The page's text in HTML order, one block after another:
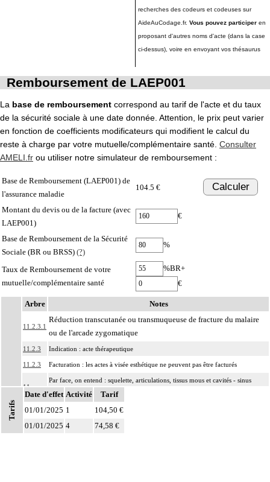
recherches des codeurs et codeuses sur
AideAuCodage.fr. Vous pouvez participer en
proposant d'autres noms d'acte (dans la case
ci-dessus), voire en envoyant vos thésaurus
Remboursement de LAEP001
La base de remboursement correspond au tarif de l'acte et du taux
de la sécurité sociale à une date donnée. Attention, le prix peut varier
en fonction de coefficients modificateurs qui modifient le calcul du
reste à charge par votre mutuelle/complémentaire santé. Consulter
AMELI.fr ou utiliser notre simulateur de remboursement :
Base de Remboursement (LAEP001) de
l'assurance maladie
104.5 € Calculer
Montant du devis ou de la facture (avec
LAEP001)
€
Base de Remboursement de la Sécurité
Sociale (BR ou BRSS) (?)
%
Taux de Remboursement de votre
mutuelle/complémentaire santé
%BR+
€
Arbre Notes
11.2.3.1
Réduction transcutanée ou transmuqueuse de fracture du malaire
ou de l'arcade zygomatique
11.2.3 Indication : acte thérapeutique
11.2.3 Facturation : les actes à visée esthétique ne peuvent pas être facturés
11
Par face, on entend : squelette, articulations, tissus mous et cavités - sinus
paranasaux, orbites, rhinopharynx, oropharynx - de la face.
11
Par ostéosynthèse d'une fracture à foyer fermé, on entend : réduction et
fixation osseuse par voie transcutanée ou avec abord à distance, sans
Tarifs
Date d'effet Activité
Tarif
01/01/2025 1
104,50 €
01/01/2025 4 74,58 €